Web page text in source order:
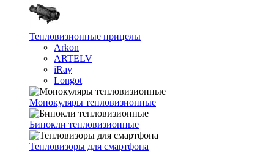
Тепловизионные прицелы
Arkon
ARTELV
iRay
Longot
Монокуляры тепловизионные
Бинокли тепловизионные
Тепловизоры для смартфона